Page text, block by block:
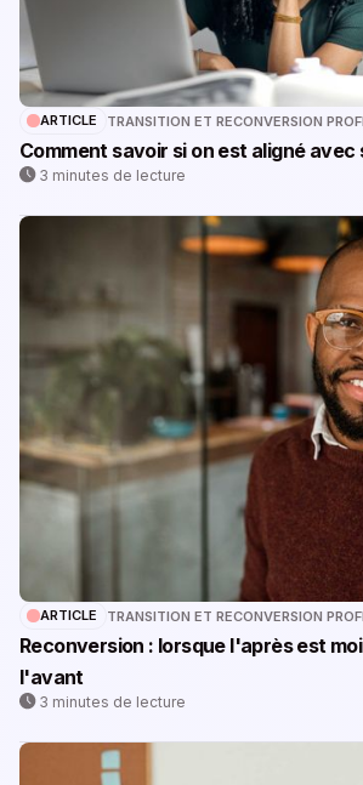
ARTICLE TRANSITION ET RECONVERSION
Comment savoir si on est aligné avec
3 minutes de lecture
ARTICLE TRANSITION ET RECONVERSION
Reconversion : lorsque l'après est
l'avant
3 minutes de lecture